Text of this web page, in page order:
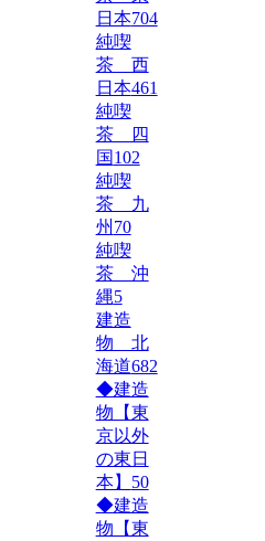
日本704
純喫
茶 西
日本461
純喫
茶 四
国102
純喫
茶 九
州 70
純喫
茶 沖
縄5
建造
物 北
海道682
◆建造
物【東
京以外
の東日
本】 50
◆建造
物【東